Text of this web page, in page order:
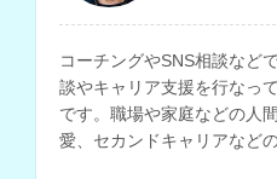
コーチングやSNS相談など
談やキャリア支援を行なっ
です。職場や家庭などの人
愛、セカンドキャリアなど